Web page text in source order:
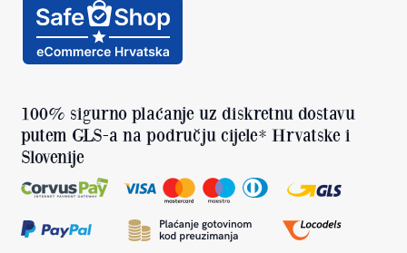
100% sigurno plaćanje uz diskretnu dostavu
putem GLS-a na području cijele* Hrvatske i
Slovenije